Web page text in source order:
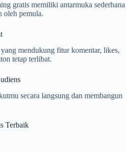
gratis memiliki antarmuka sederhana
oleh pemula.
mendukung fitur komentar, likes,
tetap terlibat.
secara langsung dan membangun
Terbaik